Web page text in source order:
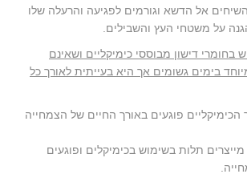
אל הדשא וגורמים לפגיעה והרעלה שלו
על משטחי העץ והשבילים.
בחומרי דישון מבוססי כימיקליים ושאינם
בימים גשומים אך היא בעייתית לאורך כל
הכימיקליים פוגעים באורך החיים של הצמחייה
מייצרים תלות בשימוש בכימיקלים ופוגעים